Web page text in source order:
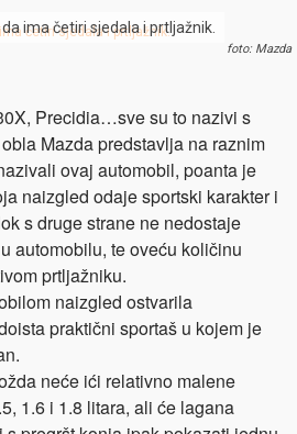
ima četiri sjedala i prtljažnik.
foto: Mazda
Precidia…sve su to nazivi s
Mazda predstavlja na raznim
ovaj automobil, poanta je
naizgled odaje sportski karakter i
s druge strane ne nedostaje
automobilu, te oveću količinu
prtljažniku.
naizgled ostvarila
praktični sportaš u kojem je
neće ići relativno malene
1.6 i 1.8 litara, ali će lagana